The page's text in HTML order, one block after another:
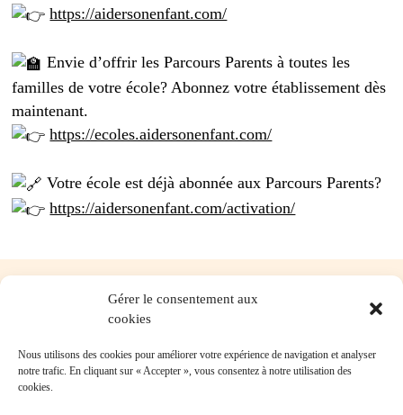
Gérer le consentement aux
cookies
Nous utilisons des cookies pour améliorer votre expérience de navigation et analyser
notre trafic. En cliquant sur « Accepter », vous consentez à notre utilisation des
cookies.
https://aidersonenfant.com/
Envie d’offrir les Parcours Parents à toutes les
familles de votre école? Abonnez votre établissement dès
maintenant.
https://ecoles.aidersonenfant.com/
Votre école est déjà abonnée aux Parcours Parents?
https://aidersonenfant.com/activation/
Nos services-conseils
Vous pouvez communiquer avec nous pour
toute question concernant :